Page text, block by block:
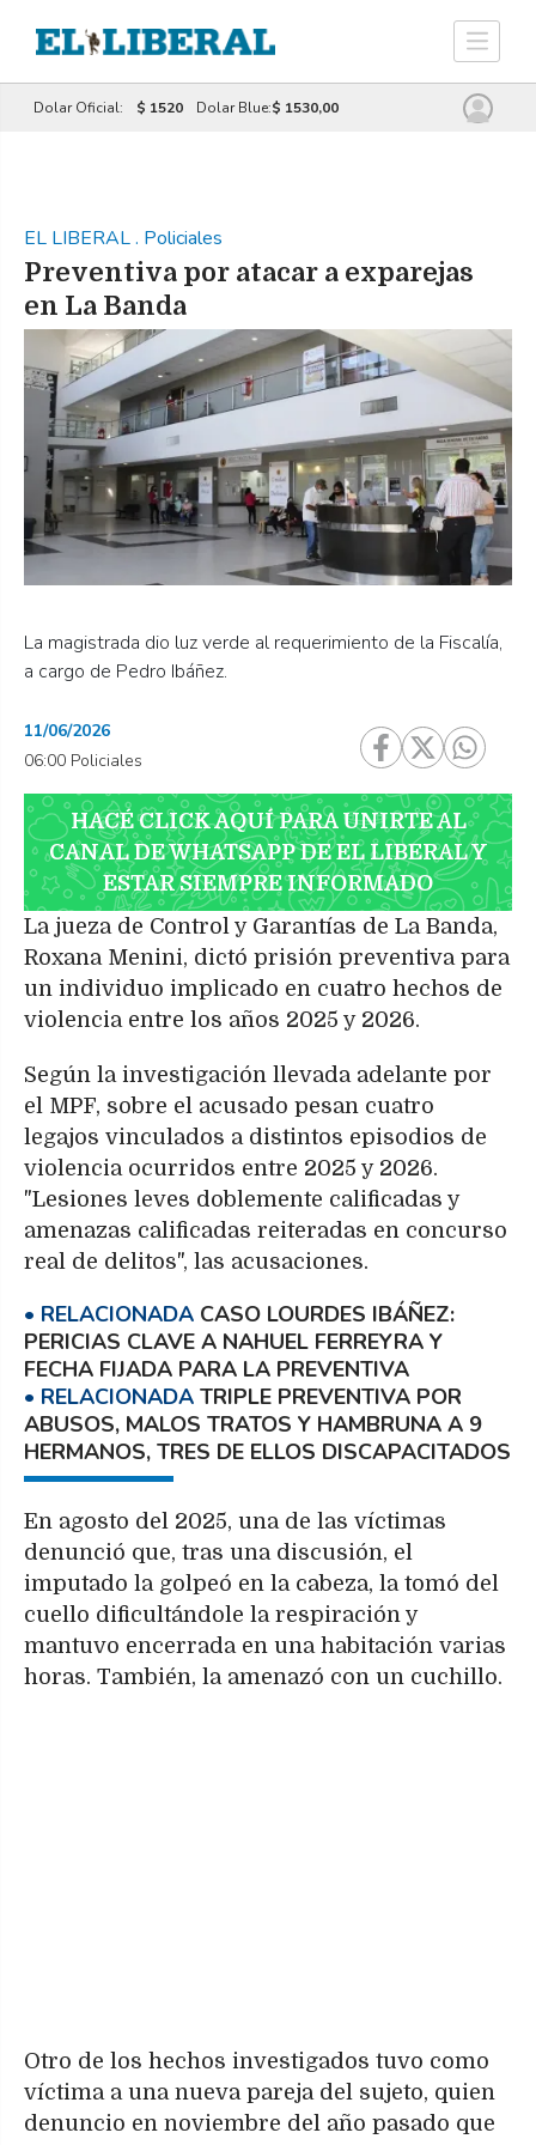
Dolar Oficial: $ 1520 Dolar Blue:$ 1530,00
EL LIBERAL. Policiales
Preventiva por atacar a exparejas
en La Banda
La magistrada dio luz verde al requerimiento de la Fiscalía,
a cargo de Pedro Ibáñez.
11/06/2026
06:00 Policiales
HACÉ CLICK AQUÍ PARA UNIRTE AL
CANAL DE WHATSAPP DE EL LIBERAL Y
ESTAR SIEMPRE INFORMADO
La jueza de Control y Garantías de La Banda,
Roxana Menini, dictó prisión preventiva para
un individuo implicado en cuatro hechos de
violencia entre los años 2025 y 2026.
Según la investigación llevada adelante por
el MPF, sobre el acusado pesan cuatro
legajos vinculados a distintos episodios de
violencia ocurridos entre 2025 y 2026.
"Lesiones leves doblemente calificadas y
amenazas calificadas reiteradas en concurso
real de delitos", las acusaciones.
CASO LOURDES IBÁÑEZ:
PERICIAS CLAVE A NAHUEL FERREYRA Y
FECHA FIJADA PARA LA PREVENTIVA
TRIPLE PREVENTIVA POR
ABUSOS, MALOS TRATOS Y HAMBRUNA A 9
HERMANOS, TRES DE ELLOS DISCAPACITADOS
En agosto del 2025, una de las víctimas
denunció que, tras una discusión, el
imputado la golpeó en la cabeza, la tomó del
cuello dificultándole la respiración y
mantuvo encerrada en una habitación varias
horas. También, la amenazó con un cuchillo.
Otro de los hechos investigados tuvo como
víctima a una nueva pareja del sujeto, quien
denuncio en noviembre del año pasado que